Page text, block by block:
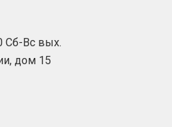
Сб-Вс вых.
дом 15